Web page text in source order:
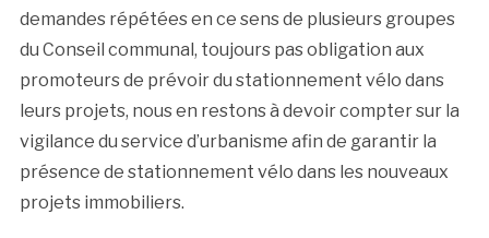
demandes répétées en ce sens de plusieurs groupes
du Conseil communal, toujours pas obligation aux
promoteurs de prévoir du stationnement vélo dans
leurs projets, nous en restons à devoir compter sur la
vigilance du service d’urbanisme afin de garantir la
présence de stationnement vélo dans les nouveaux
projets immobiliers.